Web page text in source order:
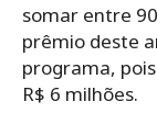
somar entre
prêmio deste
programa,
R$ 6 milhões.